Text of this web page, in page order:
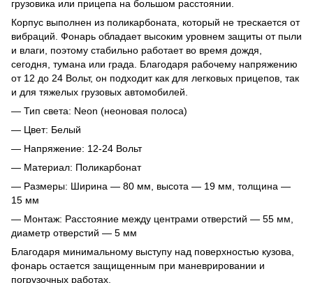
грузовика или прицепа на большом расстоянии.
Корпус выполнен из поликарбоната, который не трескается от
вибраций. Фонарь обладает высоким уровнем защиты от пыли
и влаги, поэтому стабильно работает во время дождя,
сегодня, тумана или града. Благодаря рабочему напряжению
от 12 до 24 Вольт, он подходит как для легковых прицепов, так
и для тяжелых грузовых автомобилей.
— Тип света: Neon (неоновая полоса)
— Цвет: Белый
— Напряжение: 12-24 Вольт
— Материал: Поликарбонат
— Размеры: Ширина — 80 мм, высота — 19 мм, толщина —
15 мм
— Монтаж: Расстояние между центрами отверстий — 55 мм,
диаметр отверстий — 5 мм
Благодаря минимальному выступу над поверхностью кузова,
фонарь остается защищенным при маневрировании и
погрузочных работах.